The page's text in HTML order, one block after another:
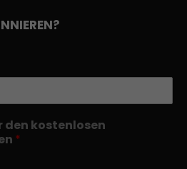
den kostenlosen
*